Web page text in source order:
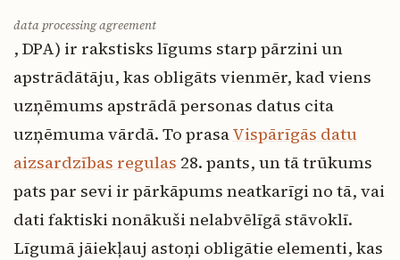
data processing agreement
, DPA) ir rakstisks līgums starp pārzini un
apstrādātāju, kas obligāts vienmēr, kad viens
uzņēmums apstrādā personas datus cita
uzņēmuma vārdā. To prasaVispārīgās datu
aizsardzības regulas 28. pants, un tā trūkums
pats par sevi ir pārkāpums neatkarīgi no tā, vai
dati faktiski nonākuši nelabvēlīgā stāvoklī.
Līgumā jāiekļauj astoņi obligātie elementi, kas